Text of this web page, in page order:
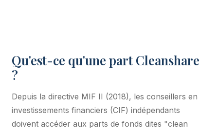
Qu'est-ce qu'une part Cleanshare
?
Depuis la directive MIF II (2018), les conseillers en
investissements financiers (CIF) indépendants
doivent accéder aux parts de fonds dites "clean